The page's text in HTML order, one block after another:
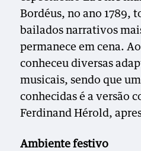
Bordéus, no ano 1789,
bailados narrativos
permanece em cena.
conheceu diversas
musicais, sendo que
conhecidas é a versão
Ferdinand Hérold,
Ambiente festivo